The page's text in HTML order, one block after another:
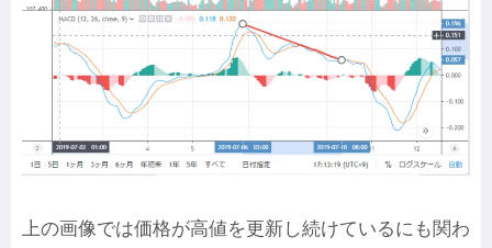
上の画像では価格が高値を更新し続けているにも関わ